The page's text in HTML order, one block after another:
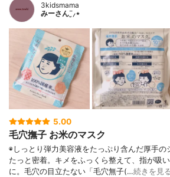
3kidsmama
みーさん¨̮⸝⋆
5.00
毛穴撫子 お米のマスク
◉しっとり弾力美容液をたっぷり含んだ厚手の
たっと密着。キメをふっくら整えて、指が吸
に。毛穴の目立たない「毛穴無子(…続きを見